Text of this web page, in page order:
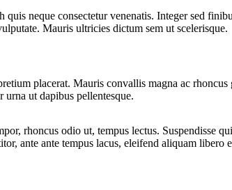
neque consectetur venenatis. Integer sed
Mauris ultricies dictum sem ut scelerisque.
placerat. Mauris convallis magna ac
ut dapibus pellentesque.
rhoncus odio ut, tempus lectus. Suspendisse
ante ante tempus lacus, eleifend aliquam libero